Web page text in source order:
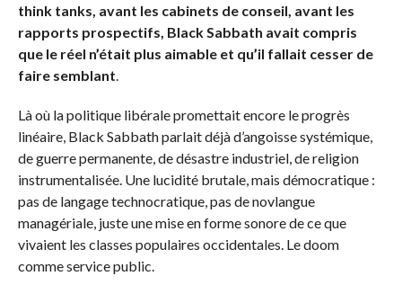
think tanks, avant les cabinets de conseil, avant les
rapports prospectifs, Black Sabbath avait compris
que le réel n’était plus aimable et qu’il fallait cesser de
faire semblant.
Là où la politique libérale promettait encore le progrès
linéaire, Black Sabbath parlait déjà d’angoisse systémique,
de guerre permanente, de désastre industriel, de religion
instrumentalisée. Une lucidité brutale, mais démocratique :
pas de langage technocratique, pas de novlangue
managériale, juste une mise en forme sonore de ce que
vivaient les classes populaires occidentales. Le doom
comme service public.